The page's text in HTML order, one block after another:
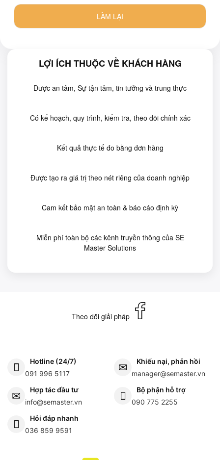
LỢI ÍCH THUỘC VỀ KHÁCH HÀNG
Được an tâm, Sự tận tâm, tin tưởng và trung thực
Có kế hoạch, quy trình, kiểm tra, theo dõi chính xác
Kết quả thực tế đo bằng đơn hàng
Được tạo ra giá trị theo nét riêng của doanh nghiệp
Cam kết bảo mật an toàn & báo cáo định kỳ
Miễn phí toàn bộ các kênh truyền thông của SE
Master Solutions
Theo dõi giải pháp
Hotline (24/7)
091 996 5117
Khiếu nại, phản hồi
manager@semaster.vn
Hợp tác đầu tư
info@semaster.vn
Bộ phận hỗ trợ
090 775 2255
Hỏi đáp nhanh
036 859 9591